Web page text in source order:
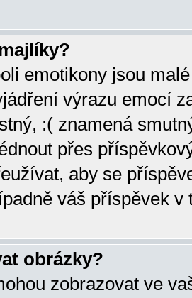
emotikony jsou
výrazu emocí
:( znamená
přes
aby se
váš příspěvek v
obrázky?
zobrazovat ve